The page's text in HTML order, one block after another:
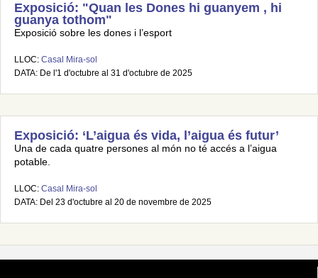
Exposició: "Quan les Dones hi guanyem , hi
guanya tothom"
Exposició sobre les dones i l’esport
LLOC: Casal Mira-sol
DATA: De l'1 d'octubre al 31 d'octubre de 2025
Exposició: ‘L’aigua és vida, l’aigua és futur’
Una de cada quatre persones al món no té accés a l’aigua
potable.
LLOC: Casal Mira-sol
DATA: Del 23 d'octubre al 20 de novembre de 2025